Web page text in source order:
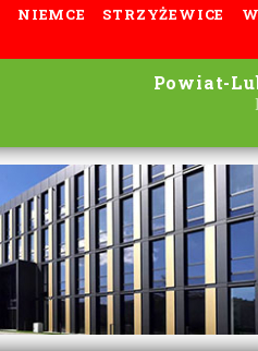
NIEMCE STRZYŻEWICE
Powiat-